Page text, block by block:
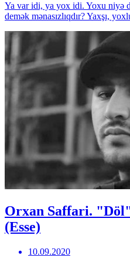
Ya var idi, ya yox idi. Yoxu niyə
demək mənasızlıqdır? Yaxşı,
Orxan Saffari.
(Esse)
10.09.2020